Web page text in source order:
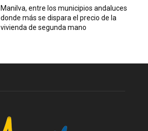
Manilva, entre los municipios andaluces
donde más se dispara el precio de la
vivienda de segunda mano